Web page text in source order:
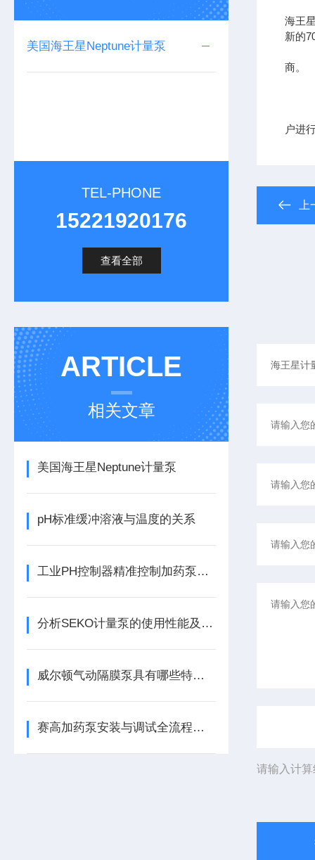
美国海王星Neptune计量泵
TEL-PHONE
15221920176
查看全部
ARTICLE
相关文章
美国海王星Neptune计量泵
pH标准缓冲溶液与温度的关系
工业PH控制器精准控制加药泵，实现酸碱平衡
分析SEKO计量泵的使用性能及稳定性
威尔顿气动隔膜泵具有哪些特点以及应用呢？
赛高加药泵安装与调试全流程指南
海王
新的
商。
户进
请输入计